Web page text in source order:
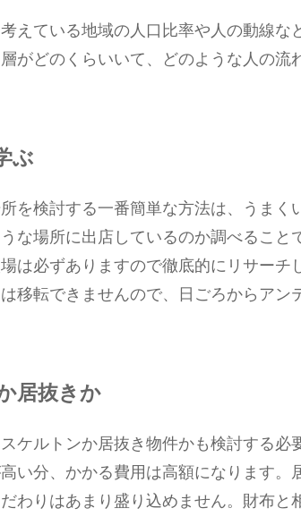
えている地域の人口比率や人の動線な
がどのくらいいて、どのような人の流
ぶ
を検討する一番簡単な方法は、うまく
な場所に出店しているのか調べること
は必ずありますので徹底的にリサーチ
移転できませんので、日ごろからアン
居抜きか
ケルトンか居抜き物件かも検討する必
い分、かかる費用は高額になります。
わりはあまり盛り込めません。財布と